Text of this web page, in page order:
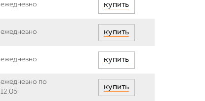
ежедневно купить
ежедневно купить
ежедневно купить
ежедневно по
12.05
купить